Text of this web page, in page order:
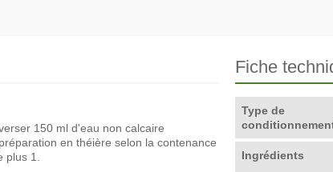
150 ml d'eau non calcaire
en théière selon la contenance
1.
Fiche
Type de
Ingrédients